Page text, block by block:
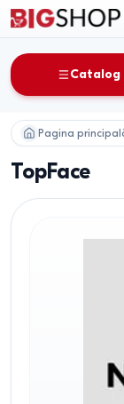
Catalog
Pagina
TopFace